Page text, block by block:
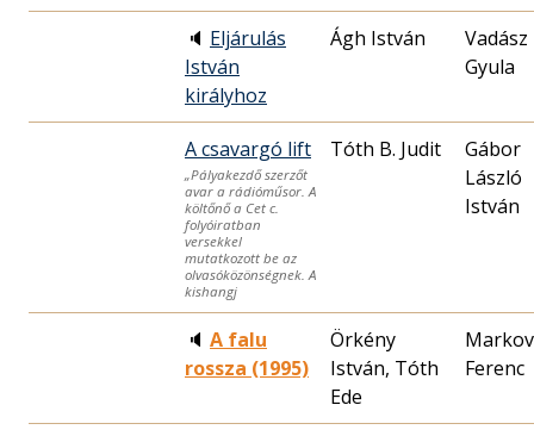
🔈 Eljárulás
István
királyhoz
Ágh István
Vadász
Gyula
A csavargó lift
„Pályakezdő szerzőt
avar a rádióműsor. A
költőnő a Cet c.
folyóiratban
versekkel
mutatkozott be az
olvasóközönségnek. A
kishangj
Tóth B. Judit
Gábor
László
István
🔈 A falu
rossza (1995)
Örkény
István, Tóth
Ede
Ferenc